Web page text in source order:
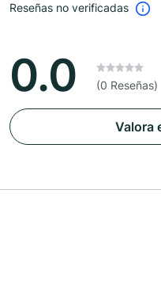
Reseñas no verificadas
0.0 (0 Reseñas)
Valora